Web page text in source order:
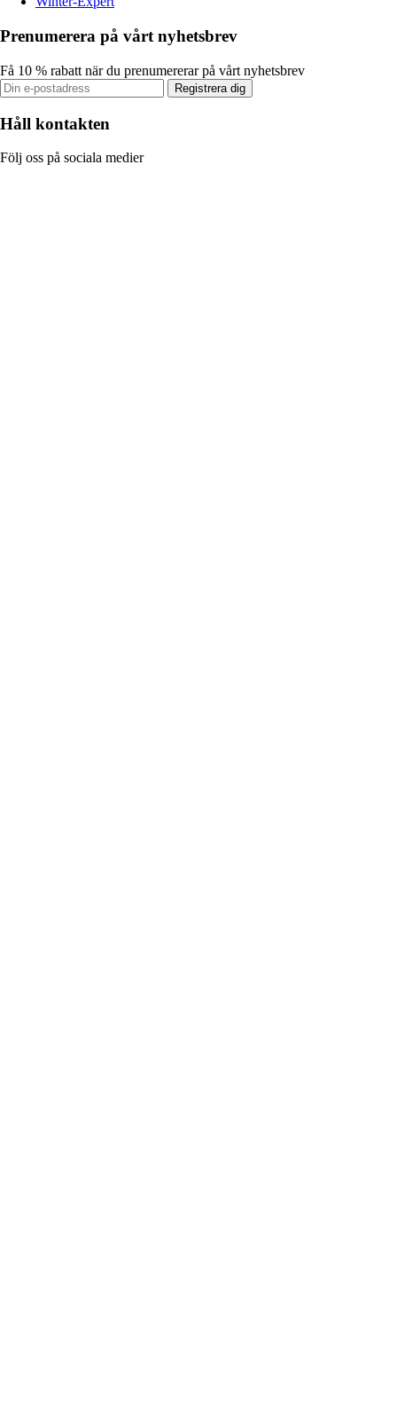
Prenumerera på vårt nyhetsbrev
Få 10 % rabatt när du prenumererar på vårt nyhetsbrev
Registrera dig
Håll kontakten
Följ oss på sociala medier